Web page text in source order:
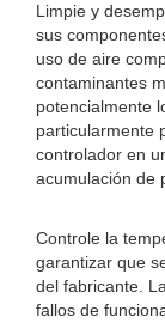
Limpie y
sus
uso de aire
contaminantes
potencialmente
particularmente
controlador en
acumulación de
Controle la
garantizar que
del fabricante.
fallos de